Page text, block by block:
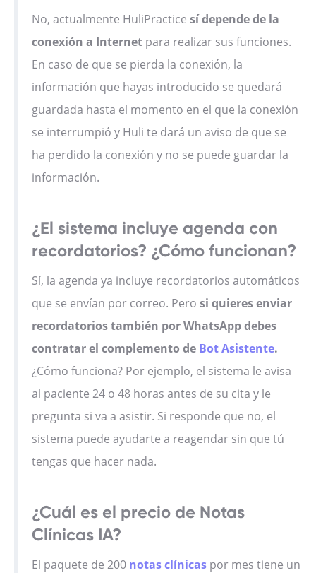
No, actualmente HuliPractice sí depende de la
conexión a Internet para realizar sus funciones.
En caso de que se pierda la conexión, la
información que hayas introducido se quedará
guardada hasta el momento en el que la conexión
se interrumpió y Huli te dará un aviso de que se
ha perdido la conexión y no se puede guardar la
información.
¿El sistema incluye agenda con
recordatorios? ¿Cómo funcionan?
Sí, la agenda ya incluye recordatorios automáticos
que se envían por correo. Pero si quieres enviar
recordatorios también por WhatsApp debes
contratar el complemento de Bot Asistente.
¿Cómo funciona? Por ejemplo, el sistema le avisa
al paciente 24 o 48 horas antes de su cita y le
pregunta si va a asistir. Si responde que no, el
sistema puede ayudarte a reagendar sin que tú
tengas que hacer nada.
¿Cuál es el precio de Notas
Clínicas IA?
El paquete de 200 notas clínicas por mes tiene un